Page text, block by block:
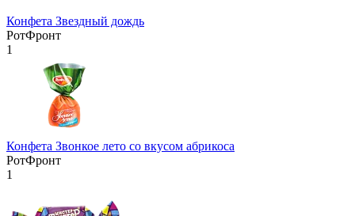
Конфета Звездный дождь
РотФронт
1
Конфета Звонкое лето со вкусом абрикоса
РотФронт
1